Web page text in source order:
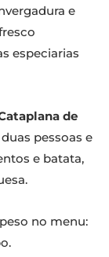
e
especiarias
de
pessoas e
e batata,
no menu: